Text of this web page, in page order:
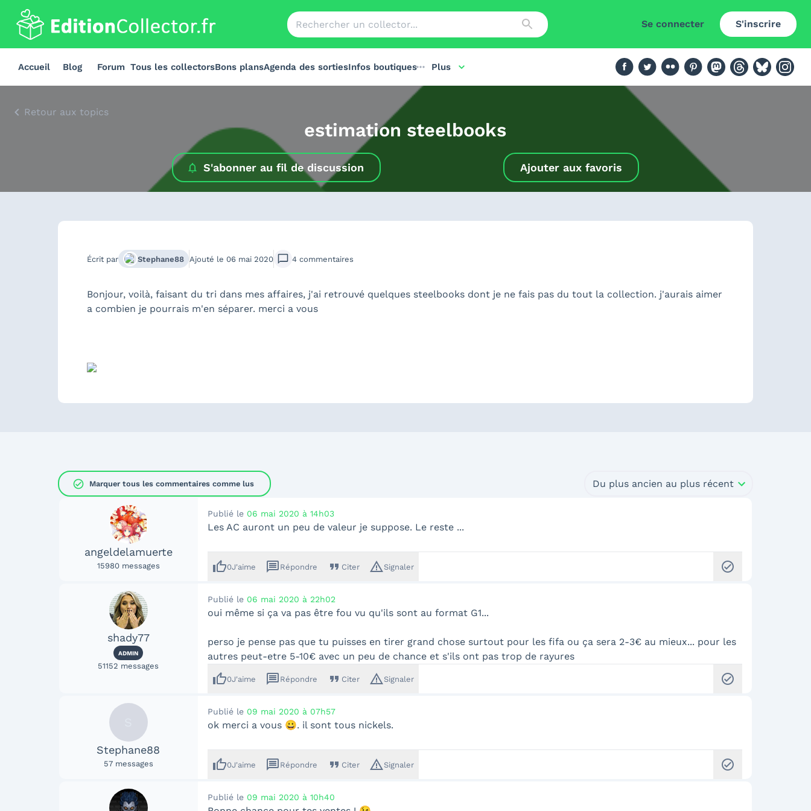
Se connecter S'inscrire
Accueil Blog Forum Tous les collectorsBons plansAgenda des sortiesInfos boutiques Plus
Retour aux topics
estimation steelbooks
S'abonner au fil de discussion Ajouter aux favoris
Écrit par Stephane88 Ajouté le 06 mai 2020 4 commentaires
Bonjour, voilà, faisant du tri dans mes affaires, j'ai retrouvé quelques steelbooks dont je ne fais pas du tout la collection. j'aurais aimer
a combien je pourrais m'en séparer. merci a vous
check_circle Marquer tous les commentaires comme lus Du plus ancien au plus récent
angeldelamuerte
15980 messages
Publié le 06 mai 2020 à 14h03
Les AC auront un peu de valeur je suppose. Le reste ...
thumb_up0J'aime message Répondre format_quote Citer warning_amberSignaler check_circle
shady77
ADMIN
51152 messages
Publié le 06 mai 2020 à 22h02
oui même si ça va pas être fou vu qu'ils sont au format G1...
perso je pense pas que tu puisses en tirer grand chose surtout pour les fifa ou ça sera 2-3€ au mieux... pour les
autres peut-etre 5-10€ avec un peu de chance et s'ils ont pas trop de rayures
thumb_up0J'aime message Répondre format_quote Citer warning_amberSignaler check_circle
Stephane88
57 messages
Publié le 09 mai 2020 à 07h57
ok merci a vous 😀. il sont tous nickels.
thumb_up0J'aime message Répondre format_quote Citer warning_amberSignaler check_circle
Publié le 09 mai 2020 à 10h40